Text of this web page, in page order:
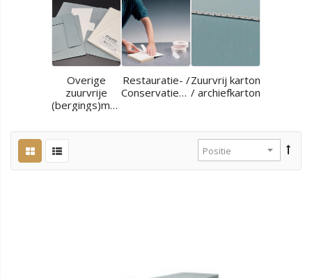
Overige
zuurvrije
(bergings)materialen
Restauratie- /
Conservatiematerialen
Zuurvrij karton
/ archiefkarton